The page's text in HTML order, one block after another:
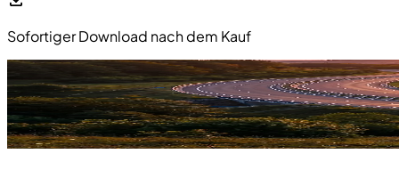
Sofortiger Download nach dem Kauf